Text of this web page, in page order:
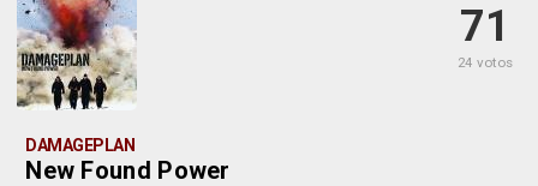
71
24 votos
DAMAGEPLAN
New Found Power